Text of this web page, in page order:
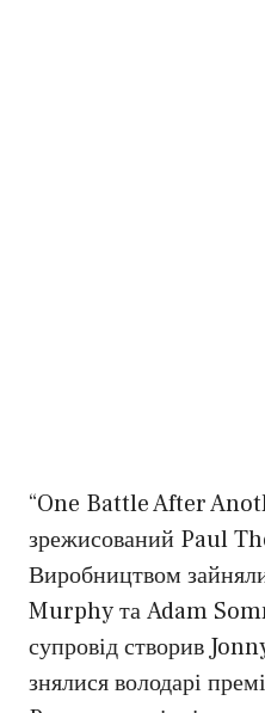
“One Battle After
зрежисований Paul
Виробництвом
Murphy та Adam
супровід створив
знялися володарі